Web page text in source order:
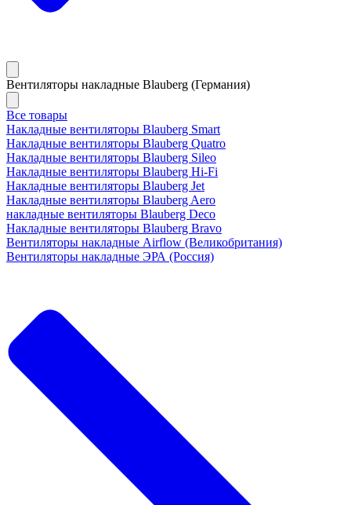
Вентиляторы накладные Blauberg (Германия)
Все товары
Накладные вентиляторы Blauberg Smart
Накладные вентиляторы Blauberg Quatro
Накладные вентиляторы Blauberg Sileo
Накладные вентиляторы Blauberg Hi-Fi
Накладные вентиляторы Blauberg Jet
Накладные вентиляторы Blauberg Aero
накладные вентиляторы Blauberg Deco
Накладные вентиляторы Blauberg Bravo
Вентиляторы накладные Airflow (Великобритания)
Вентиляторы накладные ЭРА (Россия)